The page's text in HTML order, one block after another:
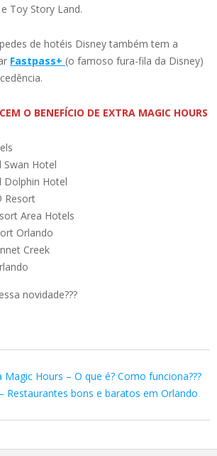
Toy Story Land.
de hotéis Disney também tem a
Fastpass+ (o famoso fura-fila da Disney)
O BENEFÍCIO DE EXTRA MAGIC HOURS
Swan Hotel
Dolphin Hotel
Resort
Area Hotels
Orlando
Creek
novidade???
Magic Hours – O que é? Como funciona???
Restaurantes bons e baratos em Orlando